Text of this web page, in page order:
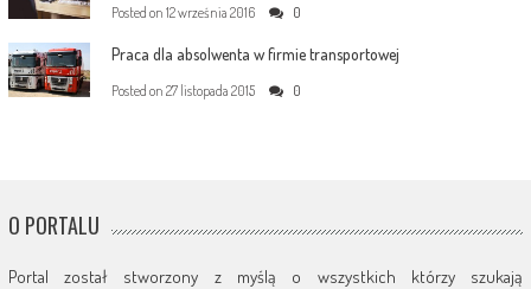
Posted on 12 września 2016 0
Praca dla absolwenta w firmie transportowej
Posted on 27 listopada 2015 0
O PORTALU
Portal został stworzony z myślą o wszystkich którzy szukają